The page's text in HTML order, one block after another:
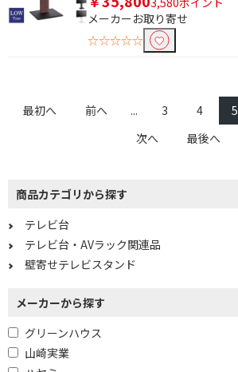
メーカーお取り寄せ
☆☆☆☆☆
最初へ 前へ ... 3 4 5
次へ
最後へ
商品カテゴリから探す
テレビ台
テレビ台・AVラック関連品
壁寄せテレビスタンド
メーカーから探す
グリーンハウス
山崎実業